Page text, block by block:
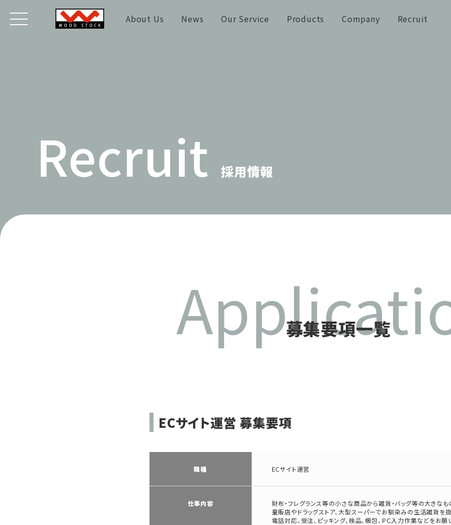
About Us News Our Service Products Company Recruit
Recruit 採用情報
募集要項一覧
ECサイト運営 募集要項
職種 ECサイト運営
仕事内容
財布・フレグランス等の小さな商品から雑貨・バッグ等の大きなも
量販店やドラッグストア、大型スーパーでお馴染みの生活雑貨を
電話対応、受注、ピッキング、検品、梱包、ＰＣ入力作業などをお